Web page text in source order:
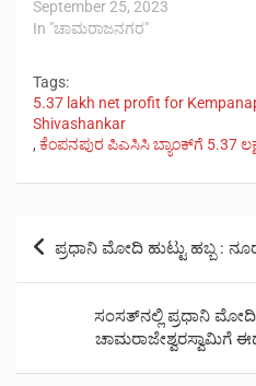
September 25, 2023
In "ಚಾಮರಾಜನಗರ"
Tags:
5.37 lakh net profit for
Shivashankar
, ಕೆಂಪನಪುರ ಪಿಎಸಿಸಿ ಬ್ಯಾಂಕ್‍ಗೆ 5.37
Post
navigation
ಪ್ರಧಾನಿ ಮೋದಿ ಹುಟ್ಟು ಹಬ್ಬ :
ಸಂಸತ್‍ನಲ್ಲಿ ಪ್ರಧಾನಿ
ಚಾಮರಾಜೇಶ್ವರಸ್ವಾಮಿಗೆ